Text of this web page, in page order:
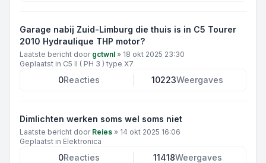
Garage nabij Zuid-Limburg die thuis is in C5 Tourer
2010 Hydraulique THP motor?
Laatste bericht door gctwnl » 18 okt 2025 23:30
Geplaatst in C5 II ( PH 3 ) type X7
0Reacties 10223Weergaves
Dimlichten werken soms wel soms niet
Laatste bericht door Reies » 14 okt 2025 16:06
Geplaatst in Elektronica
0Reacties 11418Weergaves